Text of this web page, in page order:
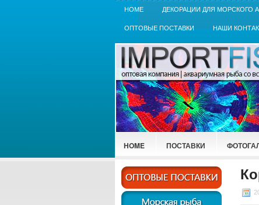
HOME ДЕКОРАЦИИ ДЛЯ МОРСКОГО
ОПТОВЫЕ ПОСТАВКИ НАШИ
HOME ПОСТАВКИ